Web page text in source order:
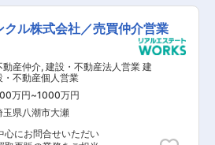
ます。 現在、若手社員
く活躍しており、社内
はもちろん家族参加
をするだけでなくコミ
で人間関係を円滑に
事ができる環境で
、活躍をしっかり評価
なども充実しており
物の資産価値維持をご
創業35年目を迎え、
・売買・管理・建築・
ップサービスを展開し
心にピースをミッショ
「暮らし」をトータル
カンパニーへ、 暮らし
さまざまなタッチポイ
います。 その目標の
上100億円・社員数
現在、若手社員から
躍しており、社内外の
クル株式会社／売買仲介営業
動産仲介, 建設・不動産法人営業 建
・不動産個人営業
万円~1000万円
玉県八潮市大瀬
心にお問合せいただい